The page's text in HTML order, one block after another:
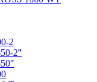
2
2"